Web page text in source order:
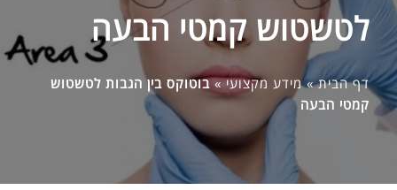
לטשטוש קמטי הבעה
דף הבית»מידע מקצועי»בוטוקס בין הגבות לטשטוש
קמטי הבעה